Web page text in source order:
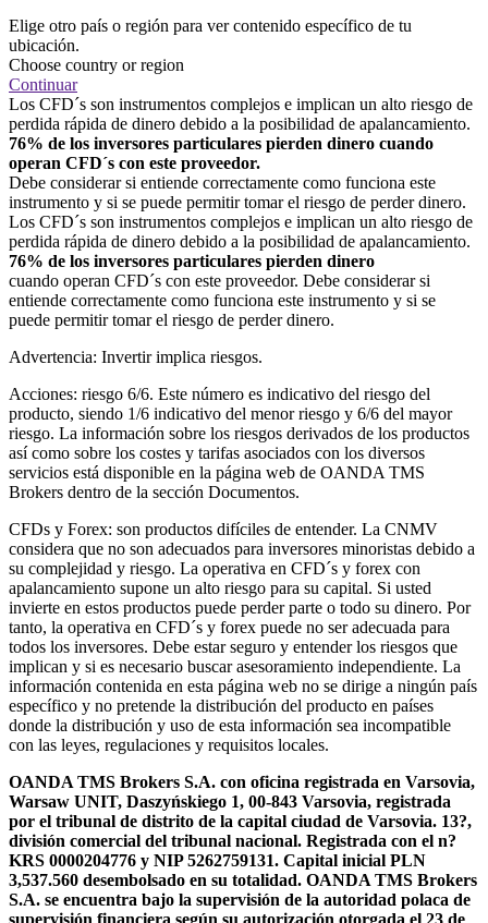
Elige otro país o región para ver contenido específico de tu
ubicación.
Choose country or region
Continuar
Los CFD´s son instrumentos complejos e implican un alto riesgo de
perdida rápida de dinero debido a la posibilidad de apalancamiento.
76% de los inversores particulares pierden dinero cuando
operan CFD´s con este proveedor.
Debe considerar si entiende correctamente como funciona este
instrumento y si se puede permitir tomar el riesgo de perder dinero.
Los CFD´s son instrumentos complejos e implican un alto riesgo de
perdida rápida de dinero debido a la posibilidad de apalancamiento.
76% de los inversores particulares pierden dinero
cuando operan CFD´s con este proveedor. Debe considerar si
entiende correctamente como funciona este instrumento y si se
puede permitir tomar el riesgo de perder dinero.
Advertencia: Invertir implica riesgos.
Acciones: riesgo 6/6. Este número es indicativo del riesgo del
producto, siendo 1/6 indicativo del menor riesgo y 6/6 del mayor
riesgo. La información sobre los riesgos derivados de los productos
así como sobre los costes y tarifas asociados con los diversos
servicios está disponible en la página web de OANDA TMS
Brokers dentro de la sección Documentos.
CFDs y Forex: son productos difíciles de entender. La CNMV
considera que no son adecuados para inversores minoristas debido a
su complejidad y riesgo. La operativa en CFD´s y forex con
apalancamiento supone un alto riesgo para su capital. Si usted
invierte en estos productos puede perder parte o todo su dinero. Por
tanto, la operativa en CFD´s y forex puede no ser adecuada para
todos los inversores. Debe estar seguro y entender los riesgos que
implican y si es necesario buscar asesoramiento independiente. La
información contenida en esta página web no se dirige a ningún país
específico y no pretende la distribución del producto en países
donde la distribución y uso de esta información sea incompatible
con las leyes, regulaciones y requisitos locales.
OANDA TMS Brokers S.A. con oficina registrada en Varsovia,
Warsaw UNIT, Daszyńskiego 1, 00-843 Varsovia, registrada
por el tribunal de distrito de la capital ciudad de Varsovia. 13?,
división comercial del tribunal nacional. Registrada con el n?
KRS 0000204776 y NIP 5262759131. Capital inicial PLN
3,537.560 desembolsado en su totalidad. OANDA TMS Brokers
S.A. se encuentra bajo la supervisión de la autoridad polaca de